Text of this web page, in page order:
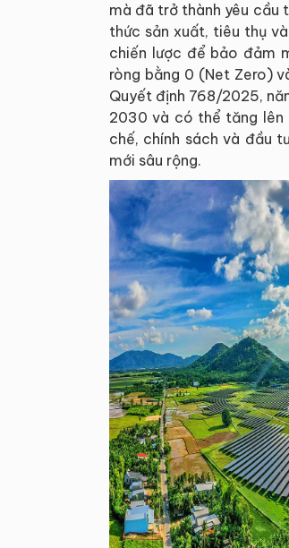
mà đã trở thành yêu cầu
thức sản xuất, tiêu thụ
chiến lược để bảo đảm
ròng bằng 0 (Net Zero)
Quyết định 768/2025,
2030 và có thể tăng lên
chế, chính sách và đầu
mới sâu rộng.